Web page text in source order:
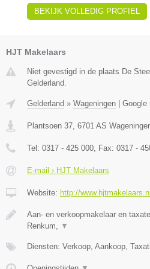
BEKIJK VOLLEDIG PROFIEL
HJT Makelaars
Niet gevestigd in de plaats De
Gelderland.
Gelderland » Wageningen | Google
Plantsoen 37 6701 AS
Tel: 0317 - 425 000 , Fax: 0317 -
E-mail › HJT Makelaars
Website: http://www.hjtmakelaars.nl
Aan- en verkoopmakelaar en
Renkum,
▼
Diensten: Verkoop, Aankoop,